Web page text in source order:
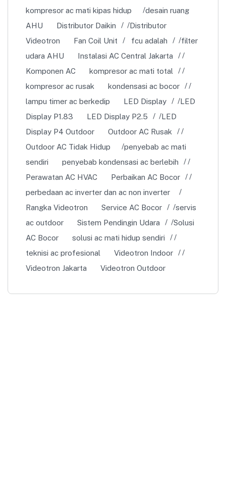
kompresor ac mati kipas hidup
desain ruang
AHU
Distributor Daikin
Distributor
Videotron
Fan Coil Unit fcu adalah
filter
udara AHU
Instalasi AC Central Jakarta
Komponen AC
kompresor ac mati total
kompresor ac rusak
kondensasi ac bocor
lampu timer ac berkedip
LED Display
LED
Display P1.83
LED Display P2.5
LED
Display P4 Outdoor
Outdoor AC Rusak
Outdoor AC Tidak Hidup
penyebab ac mati
sendiri
penyebab kondensasi ac berlebih
Perawatan AC HVAC
Perbaikan AC Bocor
perbedaan ac inverter dan ac non inverter
Rangka Videotron
Service AC Bocor
servis
ac outdoor
Sistem Pendingin Udara
Solusi
AC Bocor
solusi ac mati hidup sendiri
teknisi ac profesional
Videotron Indoor
Videotron Jakarta
Videotron Outdoor